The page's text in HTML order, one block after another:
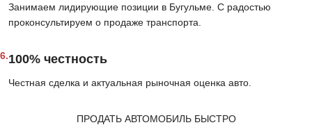
Занимаем лидирующие позиции в Бугульме. С радостью
проконсультируем о продаже транспорта.
6.100% честность
Честная сделка и актуальная рыночная оценка авто.
ПРОДАТЬ АВТОМОБИЛЬ БЫСТРО